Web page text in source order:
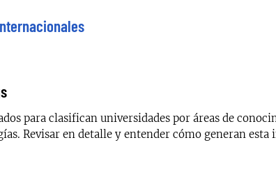
para clasifican universidades por áreas de
Revisar en detalle y entender cómo generan